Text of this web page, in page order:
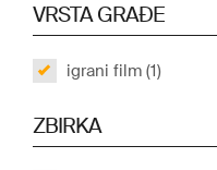
VRSTA GRAĐE
igrani film (1)
ZBIRKA